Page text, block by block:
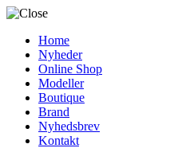
Home
Nyheder
Online Shop
Modeller
Boutique
Brand
Nyhedsbrev
Kontakt